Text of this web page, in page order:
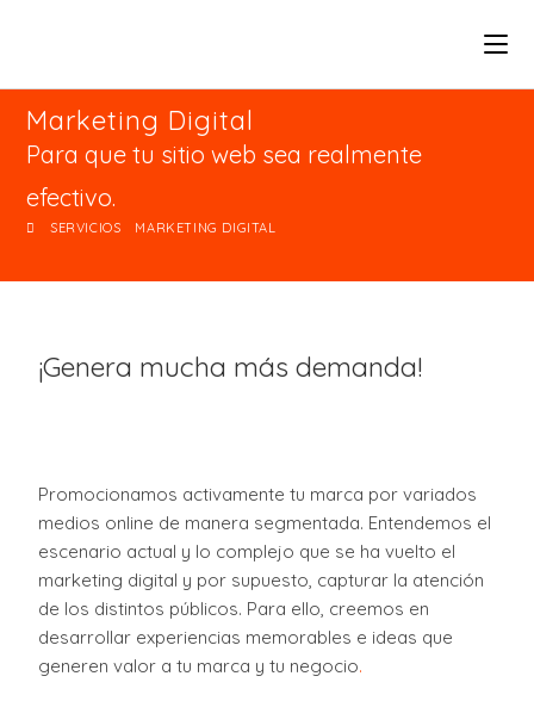
Marketing Digital
Para que tu sitio web sea realmente
efectivo.
SERVICIOS MARKETING DIGITAL
¡Genera mucha más demanda!
Promocionamos activamente tu marca por variados
medios online de manera segmentada. Entendemos el
escenario actual y lo complejo que se ha vuelto el
marketing digital y por supuesto, capturar la atención
de los distintos públicos. Para ello, creemos en
desarrollar experiencias memorables e ideas que
generen valor a tu marca y tu negocio.